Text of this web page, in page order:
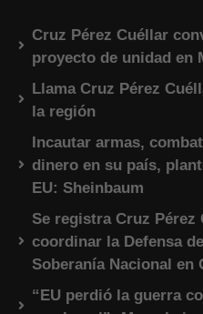
Cruz Pérez Cuéllar
proyecto de unidad en
Llama Cruz Pérez
la región
Incautar armas,
dinero en su país,
EU: Sheinbaum
Se registra Cruz
coordinar la Defensa
Soberanía Nacional en
“EU perdió la guerra